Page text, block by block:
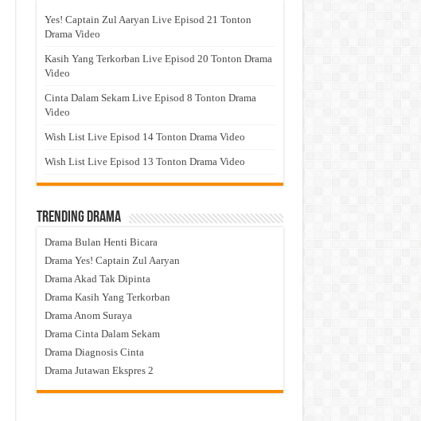
Yes! Captain Zul Aaryan Live Episod 21 Tonton
Drama Video
Kasih Yang Terkorban Live Episod 20 Tonton Drama
Video
Cinta Dalam Sekam Live Episod 8 Tonton Drama
Video
Wish List Live Episod 14 Tonton Drama Video
Wish List Live Episod 13 Tonton Drama Video
Trending Drama
Drama Bulan Henti Bicara
Drama Yes! Captain Zul Aaryan
Drama Akad Tak Dipinta
Drama Kasih Yang Terkorban
Drama Anom Suraya
Drama Cinta Dalam Sekam
Drama Diagnosis Cinta
Drama Jutawan Ekspres 2